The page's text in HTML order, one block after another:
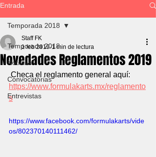
Entrada
Temporada 2018
Noticias
Convocatorias
Entrevistas
Temporada 2018
Novedades Reglamentos 2019
Staff FK
1 feb 2019 1 min de lectura
Checa el reglamento general aquí:
https://www.formulakarts.mx/reglamento
s
https://www.facebook.com/formulakarts/vide
os/802370140111462/